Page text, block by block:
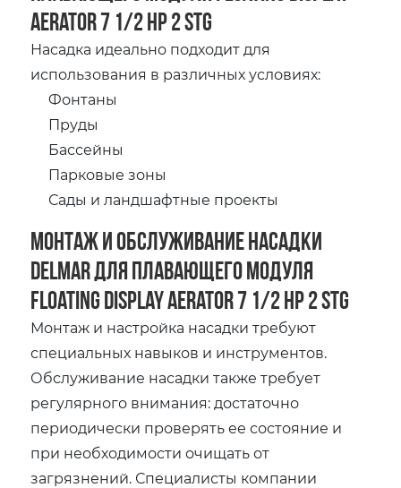
Aerator 7 1/2 HP 2 STG
Насадка идеально подходит для
использования в различных условиях:
Фонтаны
Пруды
Бассейны
Парковые зоны
Сады и ландшафтные проекты
Монтаж и обслуживание насадки
Delmar для плавающего модуля
Floating Display Aerator 7 1/2 HP 2 STG
Монтаж и настройка насадки требуют
специальных навыков и инструментов.
Обслуживание насадки также требует
регулярного внимания: достаточно
периодически проверять ее состояние и
при необходимости очищать от
загрязнений. Специалисты компании